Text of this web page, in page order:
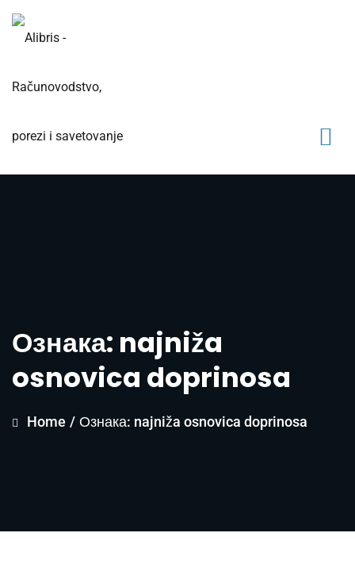
Ознака: najniža
osnovica doprinosa
Home / Ознака: najniža osnovica doprinosa